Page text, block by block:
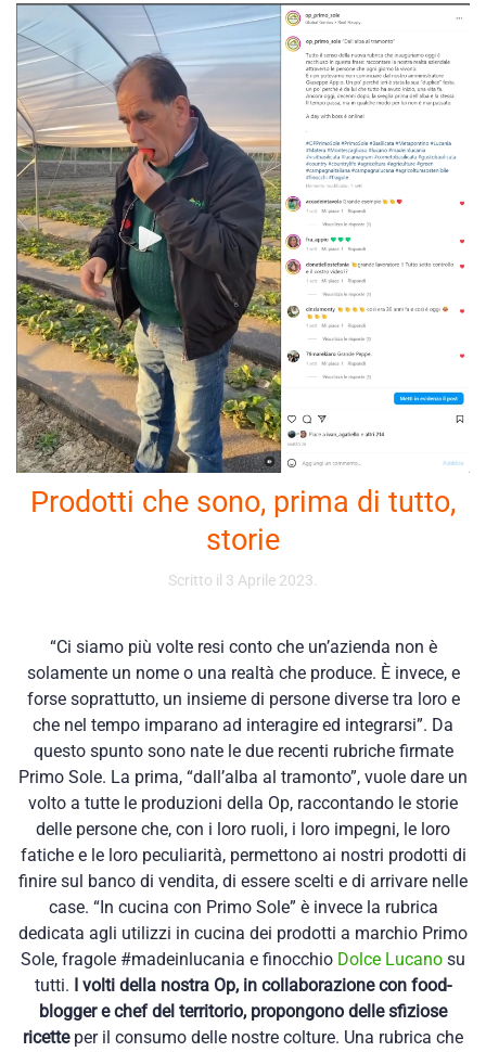
Prodotti che sono, prima di tutto,
storie
Scritto il 3 Aprile 2023.
“Ci siamo più volte resi conto che un’azienda non è
solamente un nome o una realtà che produce. È invece, e
forse soprattutto, un insieme di persone diverse tra loro e
che nel tempo imparano ad interagire ed integrarsi”. Da
questo spunto sono nate le due recenti rubriche firmate
Primo Sole. La prima, “dall’alba al tramonto”, vuole dare un
volto a tutte le produzioni della Op, raccontando le storie
delle persone che, con i loro ruoli, i loro impegni, le loro
fatiche e le loro peculiarità, permettono ai nostri prodotti di
finire sul banco di vendita, di essere scelti e di arrivare nelle
case. “In cucina con Primo Sole” è invece la rubrica
dedicata agli utilizzi in cucina dei prodotti a marchio Primo
Sole, fragole #madeinlucania e finocchio Dolce Lucano su
tutti.
I volti della nostra Op, in collaborazione con food-
blogger e chef del territorio, propongono delle sfiziose
ricetteper il consumo delle nostre colture. Una rubrica che